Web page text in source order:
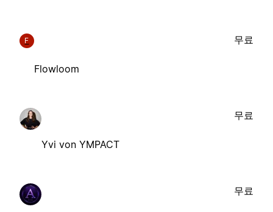
F
Flowloom
무료
Yvi von YMPACT
무료
무료